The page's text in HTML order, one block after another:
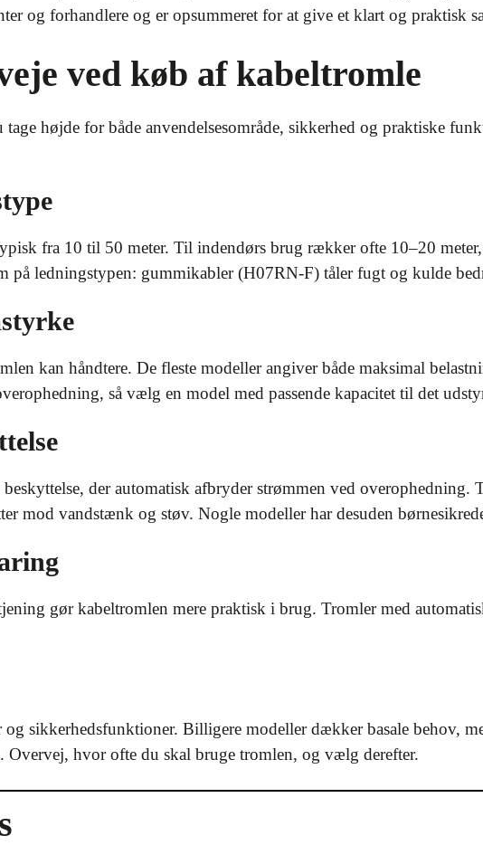
og forhandlere og er opsummeret for at give et klart og praktisk
ved køb af kabeltromle
højde for både anvendelsesområde, sikkerhed og praktiske
fra 10 til 50 meter. Til indendørs brug rækker ofte 10–20
på ledningstypen: gummikabler (H07RN-F) tåler fugt og kulde
kan håndtere. De fleste modeller angiver både maksimal
så vælg en model med passende kapacitet til det
der automatisk afbryder strømmen ved
mod vandstænk og støv. Nogle modeller har desuden
gør kabeltromlen mere praktisk i brug. Tromler med
sikkerhedsfunktioner. Billigere modeller dækker basale behov,
Overvej, hvor ofte du skal bruge tromlen, og vælg derefter.